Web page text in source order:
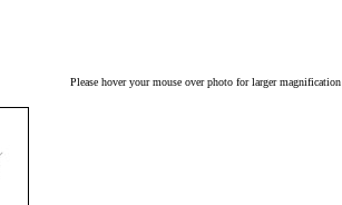
Please hover your mouse over photo for larger magnification